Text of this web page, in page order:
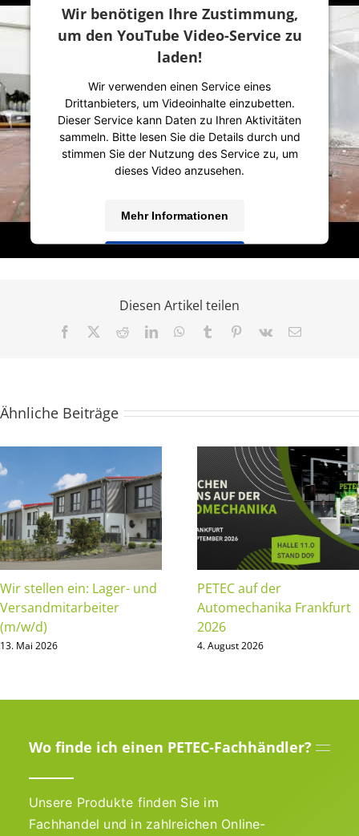
Wir benötigen Ihre Zustimmung,
um den YouTube Video-Service zu
laden!
Wir verwenden einen Service eines
Drittanbieters, um Videoinhalte einzubetten.
Dieser Service kann Daten zu Ihren Aktivitäten
sammeln. Bitte lesen Sie die Details durch und
stimmen Sie der Nutzung des Service zu, um
dieses Video anzusehen.
Mehr Informationen
Akzeptieren
Platform& IT-Recht Kanzlei
Das Spray kann nicht nur auf glatten Materialien angewendet
werden, sondern es entfernt Ölflecken auch von saugenden
Untergründen wie Beton und Pflaster. Durch die praktische
Sprühanwendung ist es eine schnelle und wirtschaftliche
Alternative auch für den Privat-Gebrauch. Das PETEC
Ölfleckentferner-Spray ist als 500ml Spraydose erhältlich.
4. Mai 2022
Diesen Artikel teilen
Facebook RedditLinkedInWhatsApp
Tumblr Pinterest
Vk
E-
Ähnliche Beiträge
Wir stellen ein: Lager- und
Versandmitarbeiter
(m/w/d)
13. Mai 2026
PETEC auf der
Automechanika Frankfurt
2026
4. August 2026
Wo finde ich einen PETEC-Fachhändler?
Unsere Produkte finden Sie im
Fachhandel und in zahlreichen Online-